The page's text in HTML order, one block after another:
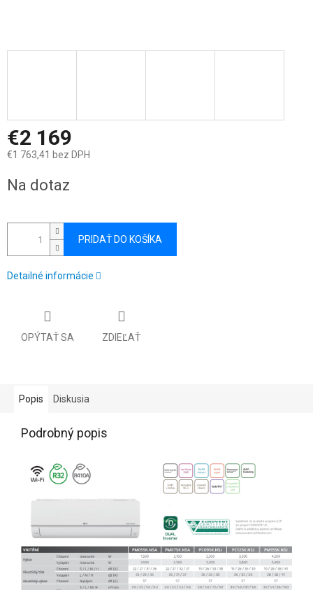
€2 169
€1 763,41 bez DPH
cena:
Na dotaz
PRIDAŤ DO KOŠÍKA
Detailné informácie
OPÝTAŤ SA ZDIEĽAŤ
Popis Diskusia
Podrobný popis